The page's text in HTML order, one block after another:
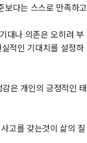
보다는 스스로 만족하고
대나 의존은 오히려 부
적인 기대치를 설정하
은 개인의 긍정적인 태
고를 갖는것이 삶의 질